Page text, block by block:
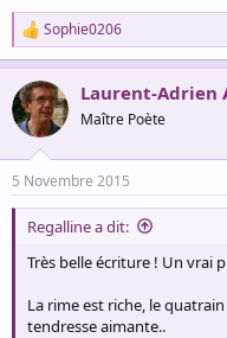
R
e
a
c
t
i
s
:
Sophie0206
Laurent-Adrien
Maître Poète
5 Novembre 2015
Regalline a dit:
Très belle écriture ! Un vrai
La rime est riche, le
tendresse aimante..